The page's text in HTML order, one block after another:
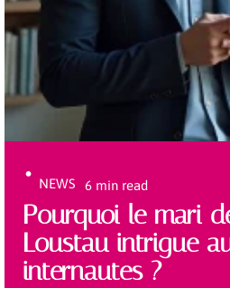
NEWS 6 min read
Pourquoi le mari
Loustau intrigue
internautes ?